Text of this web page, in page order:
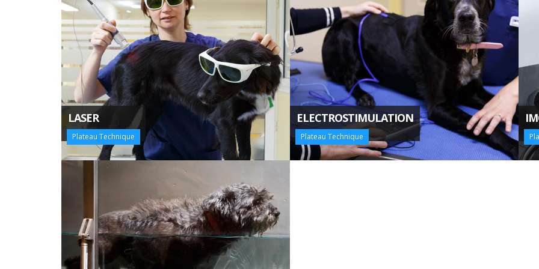
LASER
Plateau Technique
ELECTROSTIMULATION
Plateau Technique